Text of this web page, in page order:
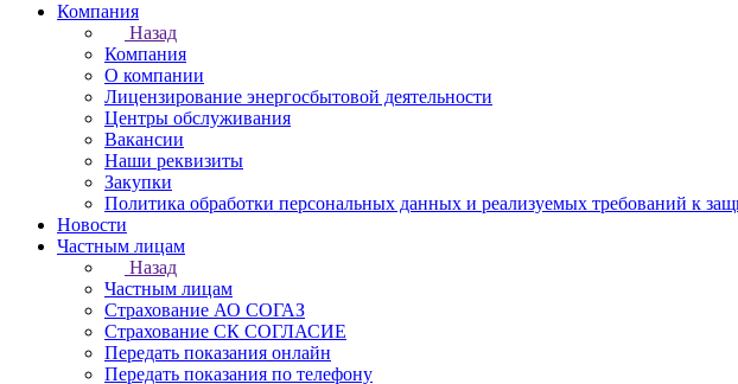
Компания
Назад
Компания
О компании
Лицензирование энергосбытовой деятельности
Центры обслуживания
Вакансии
Наши реквизиты
Закупки
Политика обработки персональных данных и реализуемых требований к
Новости
Частным лицам
Назад
Частным лицам
Страхование АО СОГАЗ
Страхование СК СОГЛАСИЕ
Передать показания онлайн
Передать показания по телефону